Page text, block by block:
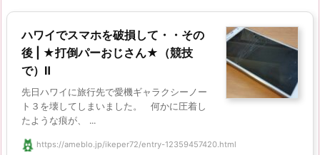
ハワイでスマホを破損して・・その
後 | ★打倒パーおじさん★（競技
で）Ⅱ
先日ハワイに旅行先で愛機ギャラクシーノー
ト３を壊してしまいました。 何かに圧着し
たような痕が、 ...
https://ameblo.jp/ikeper72/entry-12359457420.html